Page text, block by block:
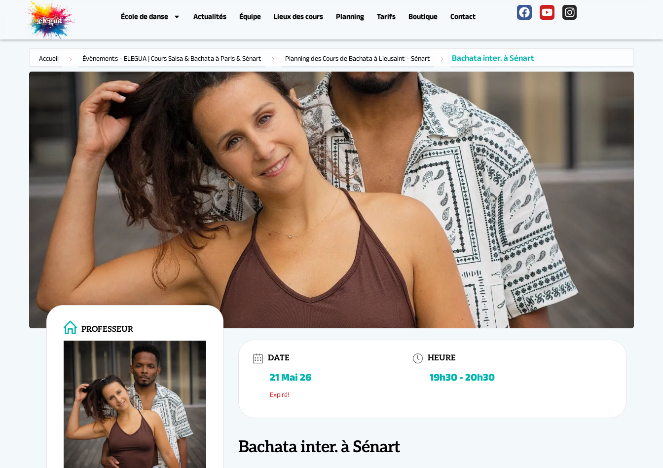
École de danse Actualités Équipe Lieux des cours Planning Tarifs Boutique Contact
Accueil Évènements - ELEGUA | Cours Salsa & Bachata à Paris & Sénart Planning des Cours de Bachata à Lieusaint - Sénart
Bachata inter. à Sénart
PROFESSEUR
Willy & Lauriane
DATE
21 Mai 26
Expiré!
HEURE
Bachata inter. à Sénart
Perfectionnez votre style, gagnez en fluidité et développez votre musicalité grâce à nos
Bachata niveau intermédiaire à Sénart , aux portes de l’Essonne (91).
Vous maîtrisez les bases ? Place maintenant aux combinaisons plus élaborées, aux jeux de guidage, aux
Enchaînements fluides et élégants
Techniques de guidage et de connexion
Styling hommes / femmes
Sens de la musicalité : breaks, accents, jeux de pieds